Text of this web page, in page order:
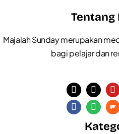
Tentang
Majalah Sunday merupakan
bagi pelajar dan